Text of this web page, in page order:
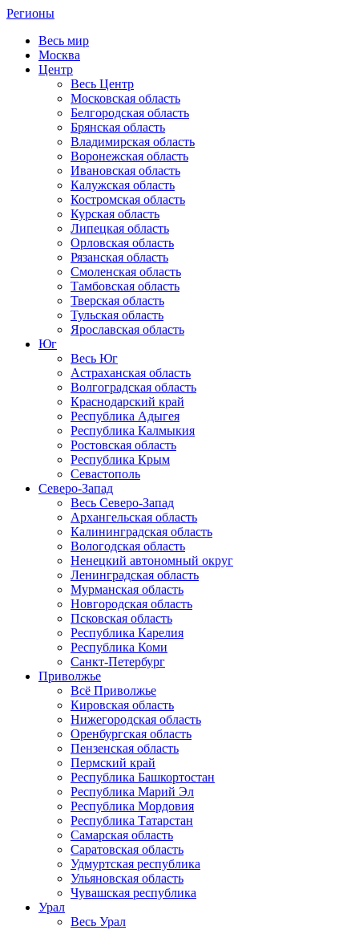
Регионы
Весь мир
Москва
Центр
Весь Центр
Московская область
Белгородская область
Брянская область
Владимирская область
Воронежская область
Ивановская область
Калужская область
Костромская область
Курская область
Липецкая область
Орловская область
Рязанская область
Смоленская область
Тамбовская область
Тверская область
Тульская область
Ярославская область
Юг
Весь Юг
Астраханская область
Волгоградская область
Краснодарский край
Республика Адыгея
Республика Калмыкия
Ростовская область
Республика Крым
Севастополь
Северо-Запад
Весь Северо-Запад
Архангельская область
Калининградская область
Вологодская область
Ненецкий автономный округ
Ленинградская область
Мурманская область
Новгородская область
Псковская область
Республика Карелия
Республика Коми
Санкт-Петербург
Приволжье
Всё Приволжье
Кировская область
Нижегородская область
Оренбургская область
Пензенская область
Пермский край
Республика Башкортостан
Республика Марий Эл
Республика Мордовия
Республика Татарстан
Самарская область
Саратовская область
Удмуртская республика
Ульяновская область
Чувашская республика
Урал
Весь Урал